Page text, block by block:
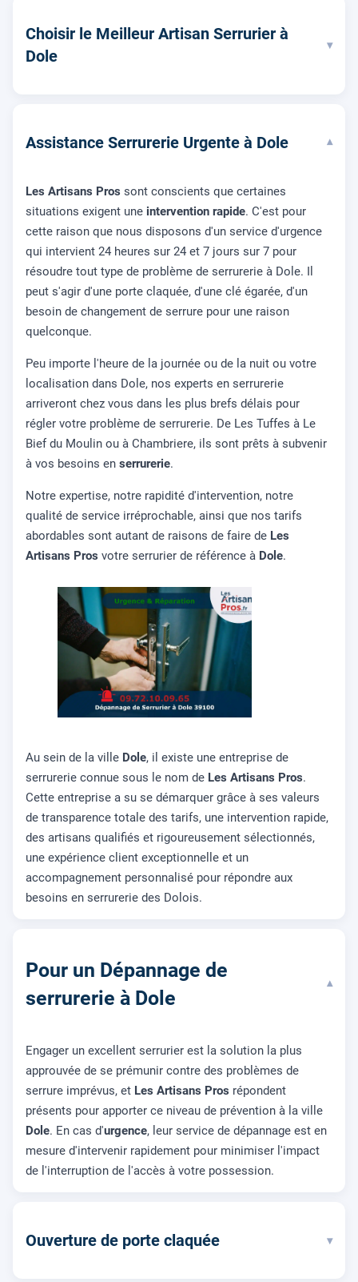
Choisir le Meilleur Artisan Serrurier à
Dole
▾
Assistance Serrurerie Urgente à Dole ▾
Les Artisans Pros sont conscients que certaines
situations exigent une intervention rapide. C'est pour
cette raison que nous disposons d'un service d'urgence
qui intervient 24 heures sur 24 et 7 jours sur 7 pour
résoudre tout type de problème de serrurerie à Dole. Il
peut s'agir d'une porte claquée, d'une clé égarée, d'un
besoin de changement de serrure pour une raison
quelconque.
Peu importe l'heure de la journée ou de la nuit ou votre
localisation dans Dole, nos experts en serrurerie
arriveront chez vous dans les plus brefs délais pour
régler votre problème de serrurerie. De Les Tuffes à Le
Bief du Moulin ou à Chambriere, ils sont prêts à subvenir
à vos besoins en serrurerie.
Notre expertise, notre rapidité d'intervention, notre
qualité de service irréprochable, ainsi que nos tarifs
abordables sont autant de raisons de faire de Les
Artisans Pros votre serrurier de référence à Dole.
Au sein de la ville Dole, il existe une entreprise de
serrurerie connue sous le nom de Les Artisans Pros.
Cette entreprise a su se démarquer grâce à ses valeurs
de transparence totale des tarifs, une intervention rapide,
des artisans qualifiés et rigoureusement sélectionnés,
une expérience client exceptionnelle et un
accompagnement personnalisé pour répondre aux
besoins en serrurerie des Dolois.
Pour un Dépannage de
serrurerie à Dole
▾
Engager un excellent serrurier est la solution la plus
approuvée de se prémunir contre des problèmes de
serrure imprévus, et Les Artisans Pros répondent
présents pour apporter ce niveau de prévention à la ville
Dole. En cas d'urgence, leur service de dépannage est en
mesure d'intervenir rapidement pour minimiser l'impact
de l'interruption de l'accès à votre possession.
Ouverture de porte claquée ▾